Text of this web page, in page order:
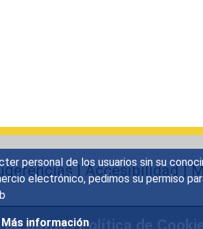
personal de los usuarios sin su
electrónico, pedimos su permiso
Más información
|Accesibilidad|
de datos|Política de